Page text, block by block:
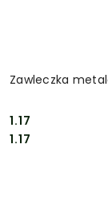
Zawleczka
Cena:
1.17
Cena:
1.17